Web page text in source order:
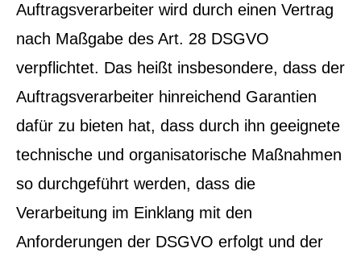
Auftragsverarbeiter wird durch einen Vertrag
nach Maßgabe des Art. 28 DSGVO
verpflichtet. Das heißt insbesondere, dass der
Auftragsverarbeiter hinreichend Garantien
dafür zu bieten hat, dass durch ihn geeignete
technische und organisatorische Maßnahmen
so durchgeführt werden, dass die
Verarbeitung im Einklang mit den
Anforderungen der DSGVO erfolgt und der